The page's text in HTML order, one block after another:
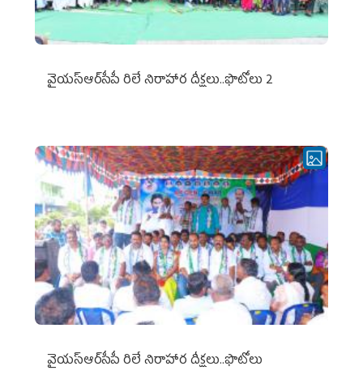
వైయ‌స్ఆర్‌సీపీ రిలే నిరాహార దీక్షలు..ఫొటోలు 2
వైయ‌స్ఆర్‌సీపీ రిలే నిరాహార దీక్షలు..ఫొటోలు